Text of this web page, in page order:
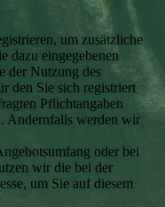
um zusätzliche
dazu eingegebenen
der Nutzung des
den Sie sich registriert
Pflichtangaben
Andernfalls werden wir
oder bei
wir die bei der
um Sie auf diesem